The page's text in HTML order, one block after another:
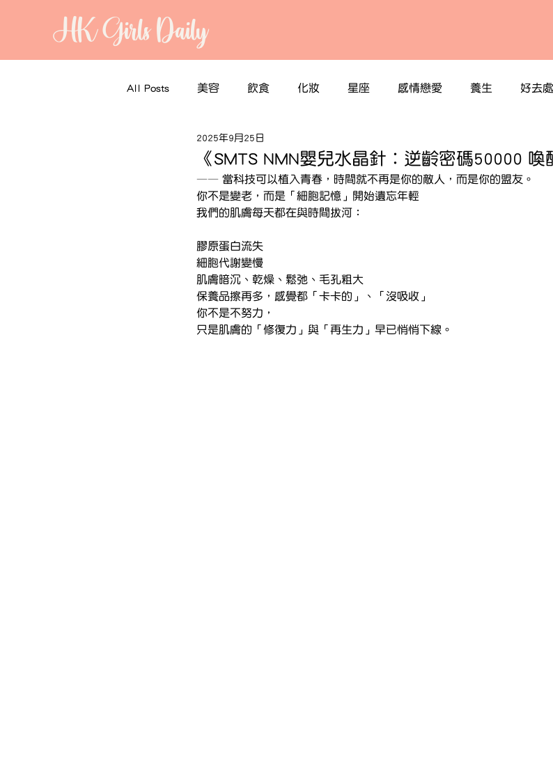
HK Girls Daily
All Posts 美容 飲食 化妝 星座 感情戀愛 養生 好去處
《SMTS NMN嬰兒水晶針︰逆齡密碼50000 喚
2025年9月25日
—— 當科技可以植入青春，時間就不再是你的敵人，而是你的盟友。
你不是變老，而是「細胞記憶」開始遺忘年輕
我們的肌膚每天都在與時間拔河：
膠原蛋白流失
細胞代謝變慢
肌膚暗沉、乾燥、鬆弛、毛孔粗大
保養品擦再多，感覺都「卡卡的」、「沒吸收」
你不是不努力，
只是肌膚的「修復力」與「再生力」早已悄悄下線。